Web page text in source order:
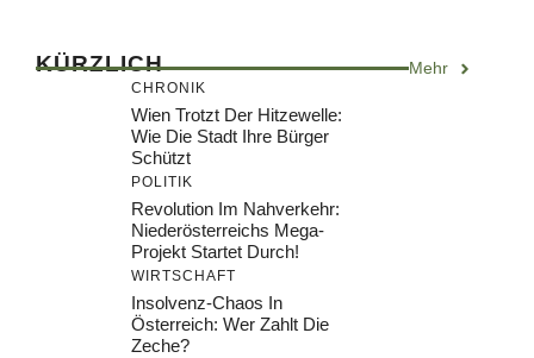
KÜRZLICH Mehr
CHRONIK
Wien Trotzt Der Hitzewelle:
Wie Die Stadt Ihre Bürger
Schützt
POLITIK
Revolution Im Nahverkehr:
Niederösterreichs Mega-
Projekt Startet Durch!
WIRTSCHAFT
Insolvenz-Chaos In
Österreich: Wer Zahlt Die
Zeche?